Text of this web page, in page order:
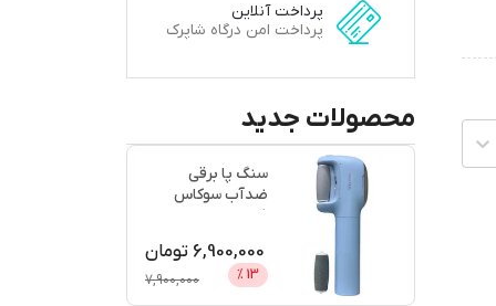
پرداخت آنلاین
پرداخت امن درگاه شاپرک
محصولات جدید
سنگ پا برقی
ضدآب سوکاس
شوسی مدل
6,900,000 تومان
13
%
7,900,000